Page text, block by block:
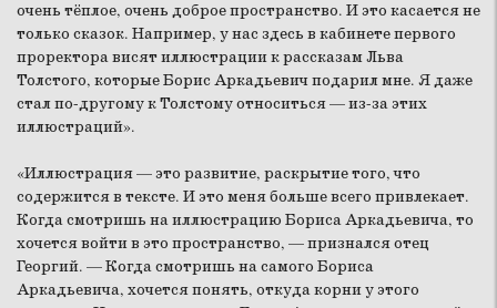
очень тёплое, очень доброе пространство. И это касается не
только сказок. Например, у нас здесь в кабинете первого
проректора висят иллюстрации к рассказам Льва
Толстого, которые Борис Аркадьевич подарил мне. Я даже
стал по-другому к Толстому относиться — из-за этих
иллюстраций».
«Иллюстрация — это развитие, раскрытие того, что
содержится в тексте. И это меня больше всего привлекает.
Когда смотришь на иллюстрацию Бориса Аркадьевича, то
хочется войти в это пространство, — признался отец
Георгий. — Когда смотришь на самого Бориса
Аркадьевича, хочется понять, откуда корни у этого